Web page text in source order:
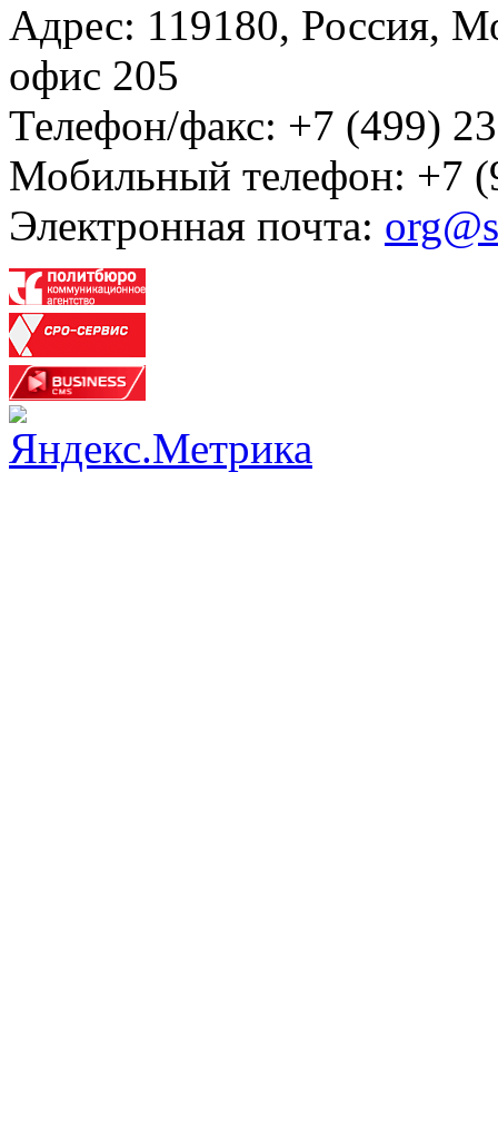
Адрес: 119180, Россия,
офис 205
Телефон/факс: +7 (499)
Мобильный телефон: +7
Электронная почта: